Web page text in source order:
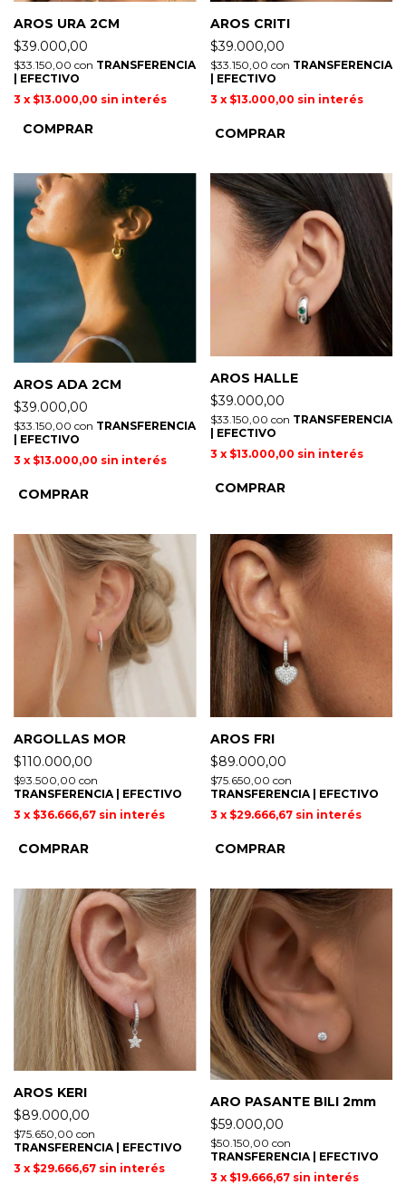
AROS URA 2CM
$39.000,00
$33.150,00 con TRANSFERENCIA
| EFECTIVO
3 x $13.000,00 sin interés
COMPRAR
AROS CRITI
$39.000,00
$33.150,00 con TRANSFERENCIA
| EFECTIVO
3 x $13.000,00 sin interés
AROS ADA 2CM
$39.000,00
$33.150,00 con TRANSFERENCIA
| EFECTIVO
3 x $13.000,00 sin interés
AROS HALLE
$39.000,00
$33.150,00 con TRANSFERENCIA
| EFECTIVO
3 x $13.000,00 sin interés
ARGOLLAS MOR
$110.000,00
$93.500,00 con
TRANSFERENCIA | EFECTIVO
3 x $36.666,67 sin interés
AROS FRI
$89.000,00
$75.650,00 con
TRANSFERENCIA | EFECTIVO
3 x $29.666,67 sin interés
AROS KERI
$89.000,00
$75.650,00 con
TRANSFERENCIA | EFECTIVO
3 x $29.666,67 sin interés
ARO PASANTE BILI 2mm
$59.000,00
$50.150,00 con
TRANSFERENCIA | EFECTIVO
3 x $19.666,67 sin interés